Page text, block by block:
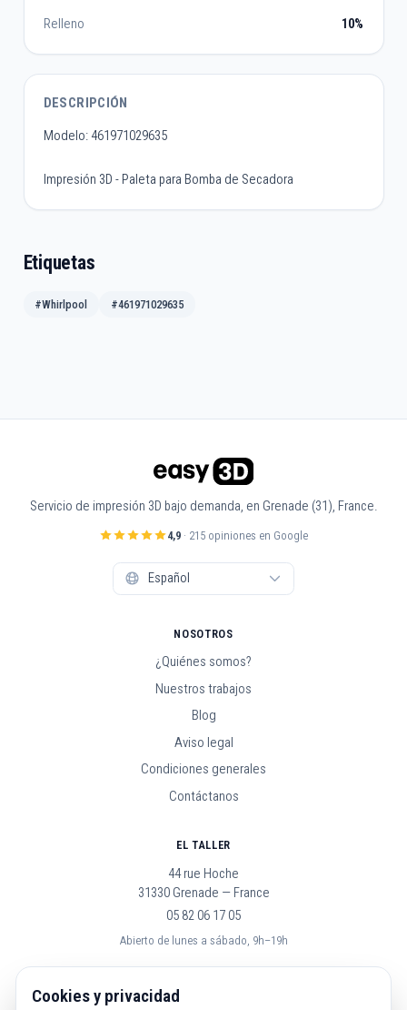
Relleno
10%
DESCRIPCIÓN
Modelo: 461971029635
Impresión 3D - Paleta para Bomba de Secadora
Etiquetas
#Whirlpool #461971029635
Servicio de impresión 3D bajo demanda, en Grenade (31), France.
4,9· 215 opiniones en Google
NOSOTROS
¿Quiénes somos?
Nuestros trabajos
Blog
Aviso legal
Condiciones generales
Contáctanos
EL TALLER
44 rue Hoche
31330 Grenade — France
05 82 06 17 05
Abierto de lunes a sábado, 9h–19h
SÍGUENOS
Cookies y privacidad